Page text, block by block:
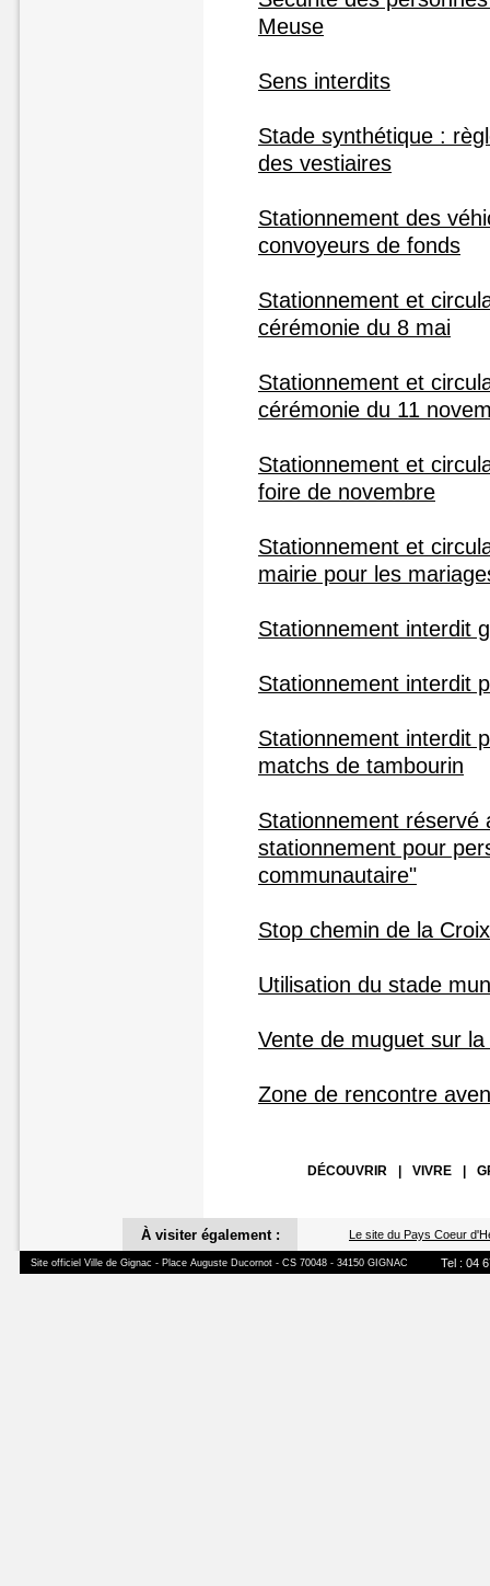
Meuse
Sens interdits
Stade synthétique :
des vestiaires
Stationnement des
convoyeurs de fonds
Stationnement et
cérémonie du 8 mai
Stationnement et
cérémonie du 11
Stationnement et
foire de novembre
Stationnement et
mairie pour les
Stationnement interdit
Stationnement interdit
Stationnement interdit
matchs de tambourin
Stationnement réservé
stationnement pour
communautaire"
Stop chemin de la
Utilisation du stade
Vente de muguet sur
Zone de rencontre
DÉCOUVRIR VIVRE
Le site du Pays Coeur
À visiter également :
Site officiel Ville de Gignac - Place Auguste Ducornot - CS 70048 - 34150 GIGNAC Tel : 04